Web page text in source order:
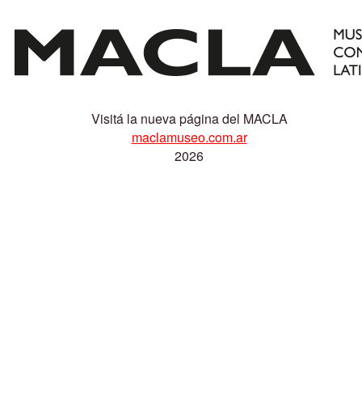
Visitá la nueva página del MACLA
maclamuseo.com.ar
2026